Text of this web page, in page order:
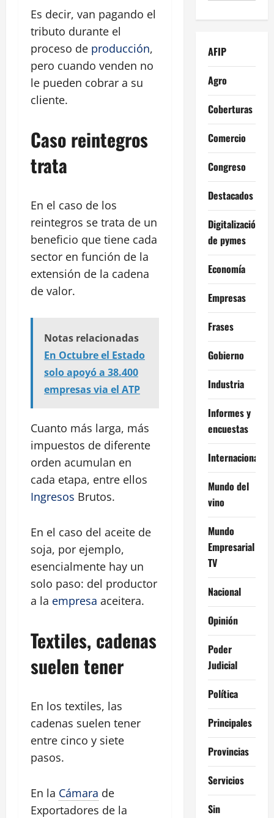
Es decir, van pagando el
tributo durante el
proceso de producción,
pero cuando venden no
le pueden cobrar a su
cliente.
Caso reintegros
trata
En el caso de los
reintegros se trata de un
beneficio que tiene cada
sector en función de la
extensión de la cadena
de valor.
Notas relacionadas
En Octubre el Estado
solo apoyó a 38.400
empresas via el ATP
Cuanto más larga, más
impuestos de diferente
orden acumulan en
cada etapa, entre ellos
Ingresos Brutos.
En el caso del aceite de
soja, por ejemplo,
esencialmente hay un
solo paso: del productor
a la empresa aceitera.
Textiles, cadenas
suelen tener
En los textiles, las
cadenas suelen tener
entre cinco y siete
pasos.
En la Cámara de
Exportadores de la
AFIP
Agro
Coberturas
Comercio
Congreso
Destacados
Digitalización
de pymes
Economía
Empresas
Frases
Gobierno
Industria
Informes y
encuestas
Internacional
Mundo del
vino
Mundo
Empresarial
TV
Nacional
Opinión
Poder
Judicial
Política
Principales
Provincias
Servicios
Sin